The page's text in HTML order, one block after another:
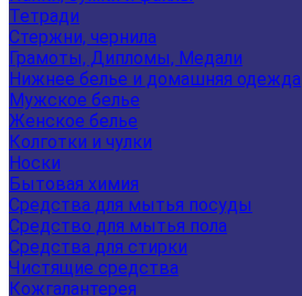
Тетради
Стержни, чернила
Грамоты, Дипломы, Медали
Нижнее белье и домашняя одежда
Мужское белье
Женское белье
Колготки и чулки
Носки
Бытовая химия
Средства для мытья посуды
Средство для мытья пола
Средства для стирки
Чистящие средства
Кожгалантерея